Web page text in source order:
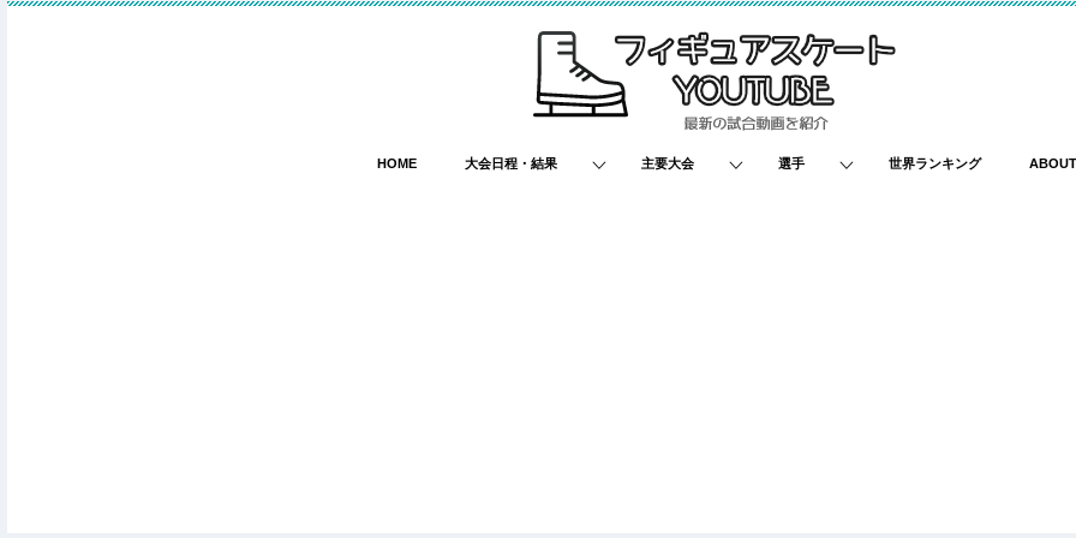
HOME 大会日程・結果 主要大会 選手 世界ランキング